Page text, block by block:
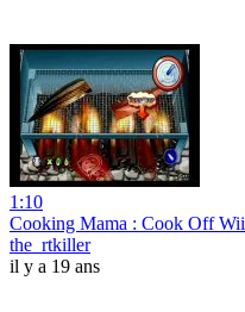
1:10
Cooking Mama : Cook Off Wii
the_rtkiller
il y a 19 ans